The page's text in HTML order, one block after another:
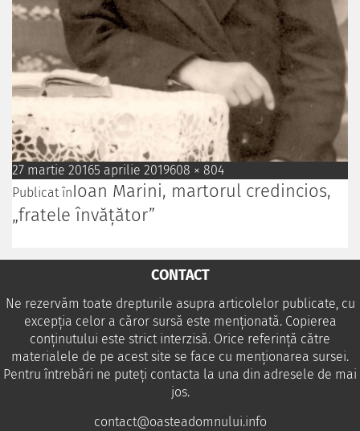
27 martie 20165 aprilie 2019608 × 804
Publicat înIoan Marini, martorul credincios,
„fratele învățător”
CONTACT
Ne rezervăm toate drepturile asupra articolelor publicate, cu
excepția celor a căror sursă este menționată. Copierea
conținutului este strict interzisă. Orice referință către
materialele de pe acest site se face cu menționarea sursei.
Pentru întrebări ne puteţi contacta la una din adresele de mai
jos.
contact@oasteadomnului.info